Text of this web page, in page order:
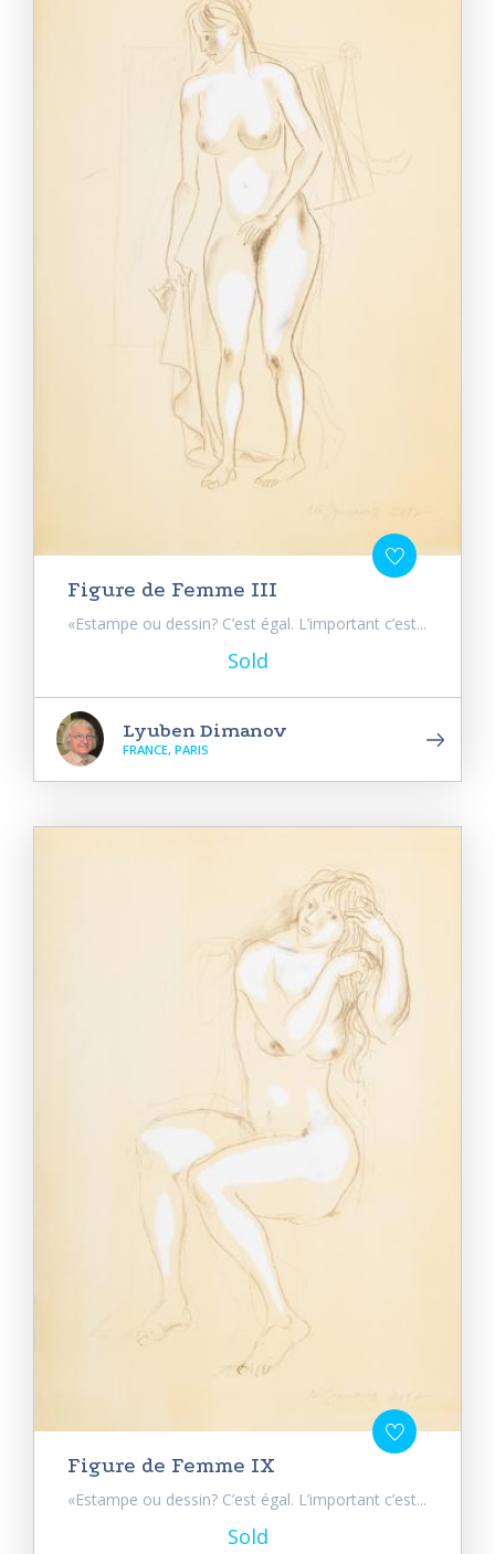
Figure de Femme III
«Estampe ou dessin? C’est égal. L’important c’est...
Sold
Lyuben Dimanov
FRANCE, PARIS
Figure de Femme IX
«Estampe ou dessin? C’est égal. L’important c’est...
Sold